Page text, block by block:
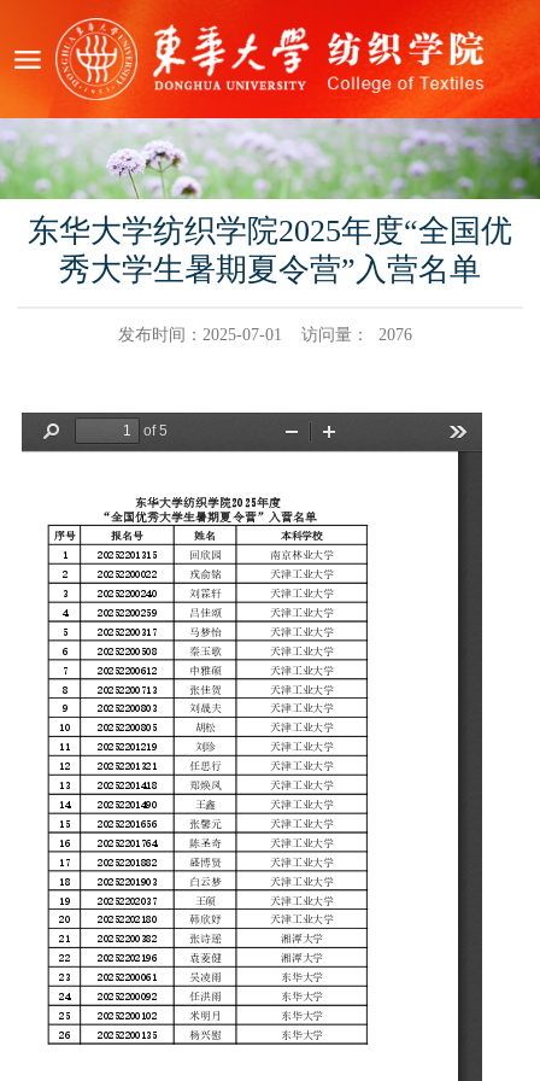
东华大学纺织学院2025年度“全国优
秀大学生暑期夏令营”入营名单
发布时间：2025-07-01 访问量： 2076